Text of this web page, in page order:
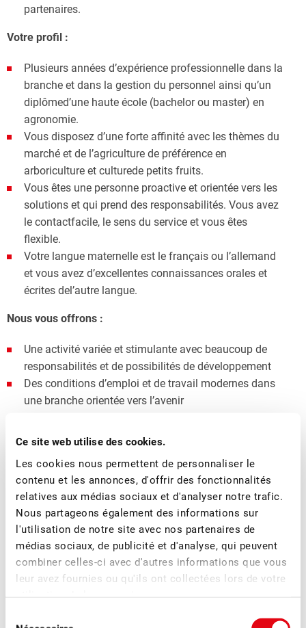
Ce site web utilise des cookies.
Les cookies nous permettent de personnaliser le
contenu et les annonces, d'offrir des fonctionnalités
relatives aux médias sociaux et d'analyser notre trafic.
Nous partageons également des informations sur
l'utilisation de notre site avec nos partenaires de
médias sociaux, de publicité et d'analyse, qui peuvent
combiner celles-ci avec d'autres informations que vous
leur avez fournies ou qu'ils ont collectées lors de votre
partenaires.
Votre profil :
Plusieurs années d’expérience professionnelle dans la
branche et dans la gestion du personnel ainsi qu’un
diplômed’une haute école (bachelor ou master) en
agronomie.
Vous disposez d’une forte affinité avec les thèmes du
marché et de l’agriculture de préférence en
arboriculture et culturede petits fruits.
Vous êtes une personne proactive et orientée vers les
solutions et qui prend des responsabilités. Vous avez
le contactfacile, le sens du service et vous êtes
flexible.
Votre langue maternelle est le français ou l’allemand
et vous avez d’excellentes connaissances orales et
écrites del’autre langue.
Nous vous offrons :
Une activité variée et stimulante avec beaucoup de
responsabilités et de possibilités de développement
Des conditions d’emploi et de travail modernes dans
une branche orientée vers l’avenir
Zoug, pas loin de la gare
Si ces défis vous attirent, veuillez envoyer votre dossier de
candidature complet jusqu’au 30 octobre 2024 au plus
tard à : Fruit-Union Suisse, Baarerstrasse 88, 6300 Zoug,
Envoyer un e-mail.
OFFRE D'EMPLOI PDF